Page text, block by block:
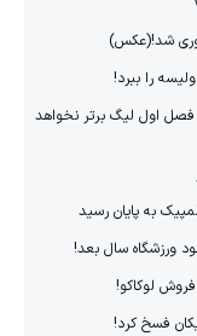
فصل اول لیگ برتر نخواهد
به پایان رسید
ورزشگاه سال بعد!
لوکاکو!
فسخ کرد!